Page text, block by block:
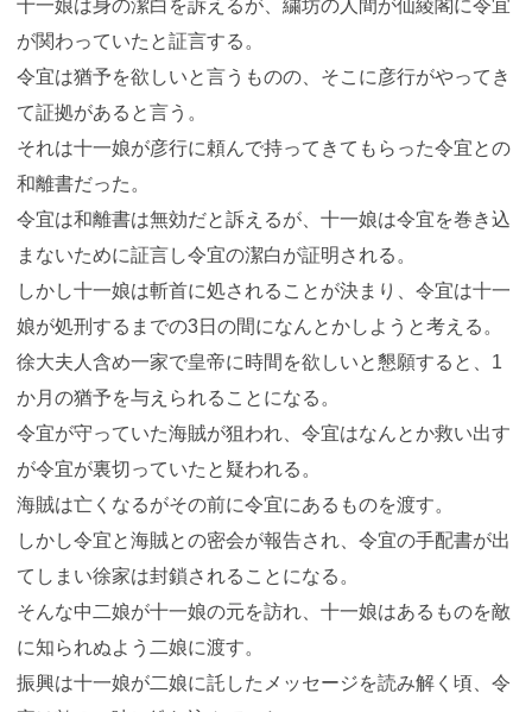
十一娘は身の潔白を訴えるが、繍坊の人間が仙綾閣に令宜
が関わっていたと証言する。
令宜は猶予を欲しいと言うものの、そこに彦行がやってき
て証拠があると言う。
それは十一娘が彦行に頼んで持ってきてもらった令宜との
和離書だった。
令宜は和離書は無効だと訴えるが、十一娘は令宜を巻き込
まないために証言し令宜の潔白が証明される。
しかし十一娘は斬首に処されることが決まり、令宜は十一
娘が処刑するまでの3日の間になんとかしようと考える。
徐大夫人含め一家で皇帝に時間を欲しいと懇願すると、1
か月の猶予を与えられることになる。
令宜が守っていた海賊が狙われ、令宜はなんとか救い出す
が令宜が裏切っていたと疑われる。
海賊は亡くなるがその前に令宜にあるものを渡す。
しかし令宜と海賊との密会が報告され、令宜の手配書が出
てしまい徐家は封鎖されることになる。
そんな中二娘が十一娘の元を訪れ、十一娘はあるものを敵
に知られぬよう二娘に渡す。
振興は十一娘が二娘に託したメッセージを読み解く頃、令